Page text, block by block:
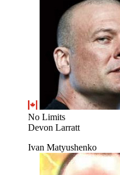
No Limits
Devon Larratt
Ivan Matyushenko